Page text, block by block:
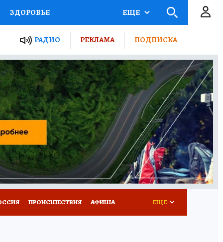
ЗДОРОВЬЕ
РОССИИ
ПУТЕВОДИТЕЛЬ
ТУРИЗМ
ПОТРЕБИТЕЛЯ ВСЕ О КП
ЕЩЕ
РАДИО РЕКЛАМА ПОДПИСКА
ПРОИСШЕСТВИЯ АФИША ЕЩЕ